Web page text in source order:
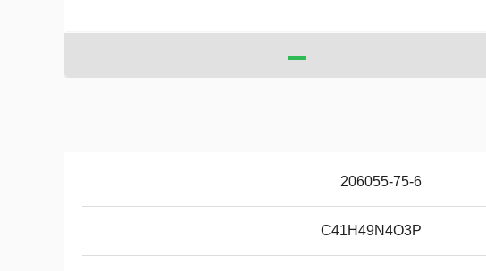
206055-75-6
C41H49N4O3P